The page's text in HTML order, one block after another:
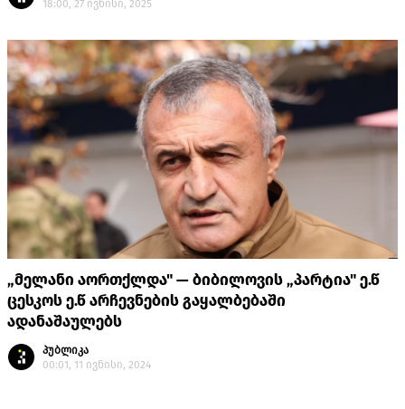
18:00, 27 ივნისი, 2025
„მელანი აორთქლდა" — ბიბილოვის „პარტია" ე.წ
ცესკოს ე.წ არჩევნების გაყალბებაში
ადანაშაულებს
პუბლიკა
00:01, 11 ივნისი, 2024